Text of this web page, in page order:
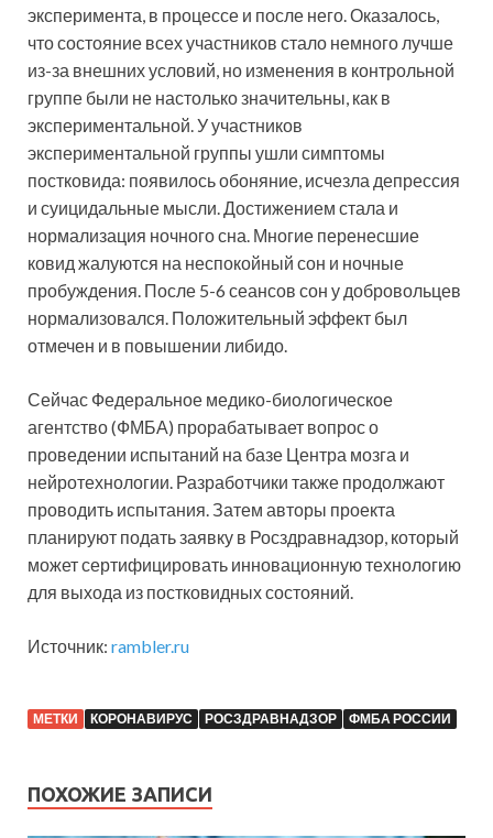
эксперимента, в процессе и после него. Оказалось,
что состояние всех участников стало немного лучше
из-за внешних условий, но изменения в контрольной
группе были не настолько значительны, как в
экспериментальной. У участников
экспериментальной группы ушли симптомы
постковида: появилось обоняние, исчезла депрессия
и суицидальные мысли. Достижением стала и
нормализация ночного сна. Многие перенесшие
ковид жалуются на неспокойный сон и ночные
пробуждения. После 5-6 сеансов сон у добровольцев
нормализовался. Положительный эффект был
отмечен и в повышении либидо.
Сейчас Федеральное медико-биологическое
агентство (ФМБА) прорабатывает вопрос о
проведении испытаний на базе Центра мозга и
нейротехнологии. Разработчики также продолжают
проводить испытания. Затем авторы проекта
планируют подать заявку в Росздравнадзор, который
может сертифицировать инновационную технологию
для выхода из постковидных состояний.
Источник: rambler.ru
МЕТКИ КОРОНАВИРУС РОСЗДРАВНАДЗОР ФМБА РОССИИ
ПОХОЖИЕ ЗАПИСИ